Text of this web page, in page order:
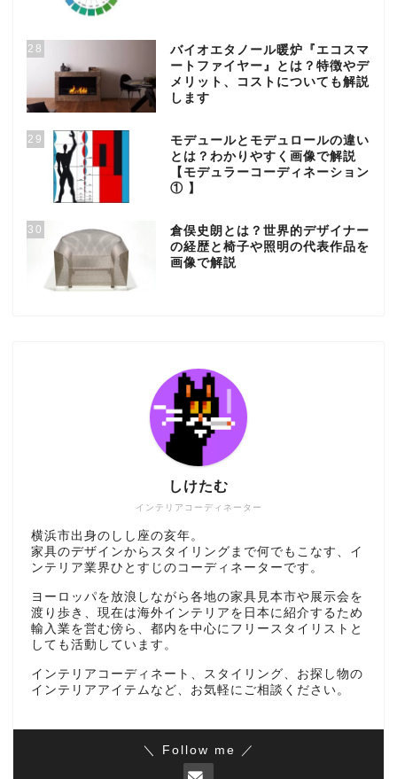
28
バイオエタノール暖炉『エコスマ
ートファイヤー』とは？特徴やデ
メリット、コストについても解説
します
29
モデュールとモデュロールの違い
とは？わかりやすく画像で解説
【モデュラーコーディネーション
① 】
30
倉俣史朗とは？世界的デザイナー
の経歴と椅子や照明の代表作品を
画像で解説
インテリアコーディネーター
しけたむ
横浜市出身のしし座の亥年。
家具のデザインからスタイリングまで何でもこなす、イ
ンテリア業界ひとすじのコーディネーターです。
ヨーロッパを放浪しながら各地の家具見本市や展示会を
渡り歩き、現在は海外インテリアを日本に紹介するため
輸入業を営む傍ら、都内を中心にフリースタイリストと
しても活動しています。
インテリアコーディネート、スタイリング、お探し物の
インテリアアイテムなど、お気軽にご相談ください。
＼ Follow me ／